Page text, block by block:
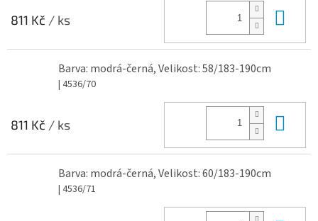
811 Kč / ks
Barva: modrá-černá, Velikost: 58/183-190cm
| 4536/70
811 Kč / ks
Barva: modrá-černá, Velikost: 60/183-190cm
| 4536/71